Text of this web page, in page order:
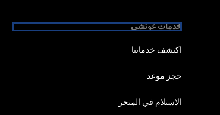
خدمات غوتشي
اكتشف خدماتنا
حجز موعد
الاستلام في المتجر